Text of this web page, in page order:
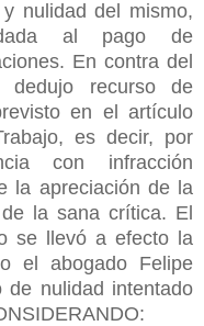
nulidad del mismo,
al pago de
En contra del
dedujo recurso de
en el artículo
es decir, por
con infracción
la apreciación de la
la sana crítica. El
se llevó a efecto la
el abogado Felipe
de nulidad intentado